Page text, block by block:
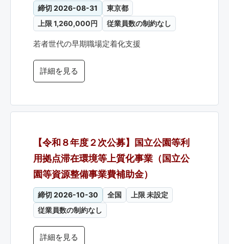
締切 2026-08-31
東京都
上限 1,260,000円
従業員数の制約なし
若者世代の早期職場定着化支援
詳細を見る
【令和８年度２次公募】国立公園等利
用拠点滞在環境等上質化事業（国立公
園等資源整備事業費補助金）
締切 2026-10-30 全国
上限 未設定
従業員数の制約なし
詳細を見る